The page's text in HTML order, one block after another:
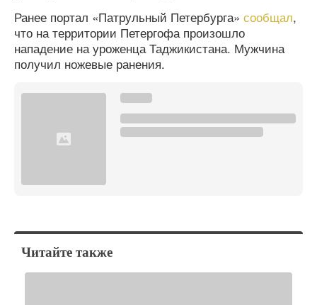
Ранее портал «Патрульный Петербурга» сообщал,
что на территории Петергофа произошло
нападение на уроженца Таджикистана. Мужчина
получил ножевые ранения.
Читайте также